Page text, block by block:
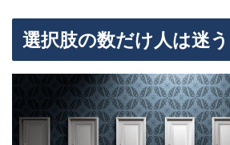
選択肢の数だけ人は迷う